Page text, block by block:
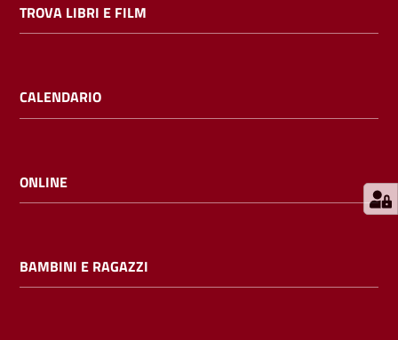
i
TROVA LIBRI E FILM
CALENDARIO
ONLINE
BAMBINI E RAGAZZI